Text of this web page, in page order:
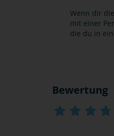
Wenn dir
mit einer
die du in
Bewertung